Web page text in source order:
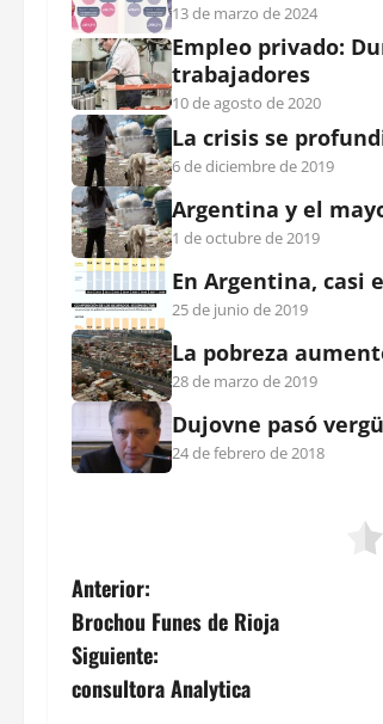
13 de marzo de 2024
Empleo privado:
trabajadores
10 de agosto de 2020
La crisis se
6 de diciembre de 2019
Argentina y el
1 de octubre de 2019
En Argentina, casi
25 de junio de 2019
La pobreza
28 de marzo de 2019
Dujovne pasó
24 de febrero de 2018
N
a
v
Anterior:
Brochou Funes de Rioja
Siguiente:
consultora Analytica